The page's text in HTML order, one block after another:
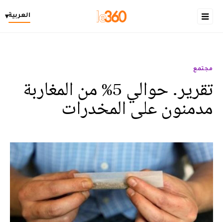
العربية▾
مجتمع
تقرير. حوالي 5% من المغاربة
مدمنون على المخدرات